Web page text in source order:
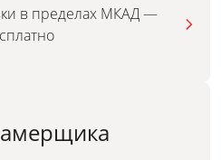
в пределах МКАД —